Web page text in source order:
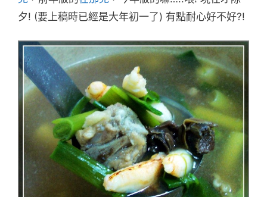
夕! (要上稿時已經是大年初一了) 有點耐心好不好?!